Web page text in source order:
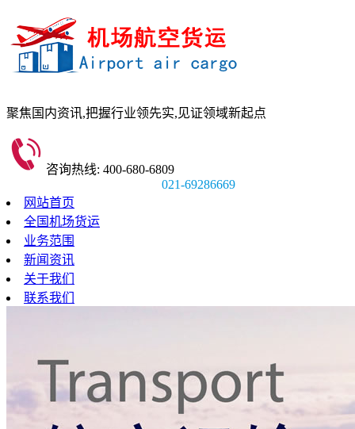
聚焦国内资讯,把握行业领先实,见证领域新起点
咨询热线: 400-680-6809
021-69286669
网站首页
全国机场货运
业务范围
新闻资讯
关于我们
联系我们